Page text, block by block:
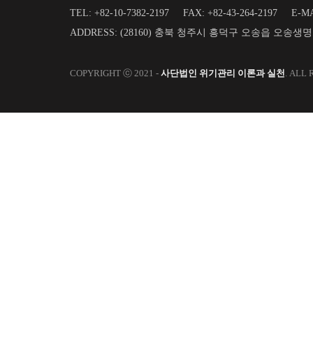
TEL: +82-10-7382-2197
FAX: +82-43-264-2197
E-
ADDRESS: (28160) 충북 청주시 흥덕구 오송읍 오송생
COPYRIGHT ⓒ 2021 - 사단법인 위기관리 이론과 실천. ALL